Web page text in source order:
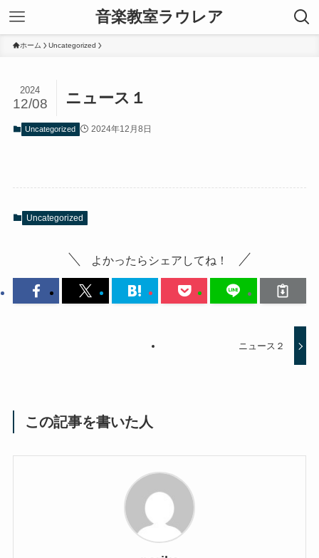
音楽教室ラウレア
ホーム Uncategorized
ニュース１
2024
12/08
Uncategorized 2024年12月8日
Uncategorized
よかったらシェアしてね！
ニュース２
この記事を書いた人